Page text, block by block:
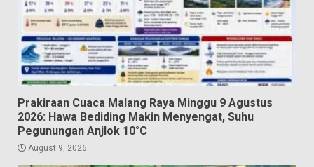
Prakiraan Cuaca Malang Raya Minggu 9 Agustus
2026: Hawa Bediding Makin Menyengat, Suhu
Pegunungan Anjlok 10°C
August 9, 2026